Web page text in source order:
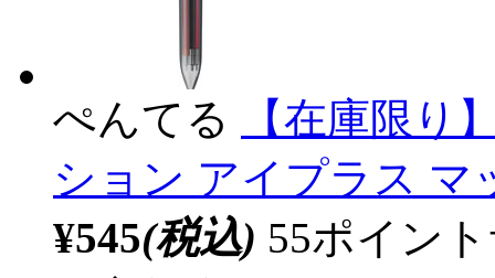
ぺんてる
【在庫限り
ション アイプラス マ
¥545(税込) 55ポイン